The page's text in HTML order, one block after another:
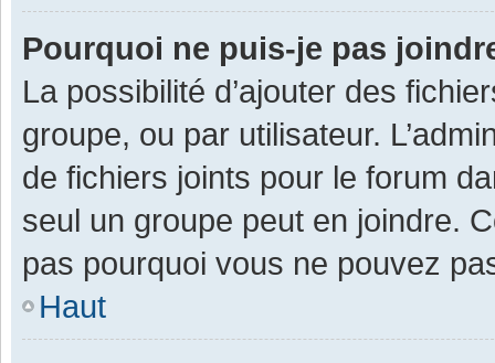
Pourquoi ne puis-je pas
La possibilité d’ajouter des
groupe, ou par utilisateur.
de fichiers joints pour le forum
seul un groupe peut en joindre.
pas pourquoi vous ne pouvez
Haut